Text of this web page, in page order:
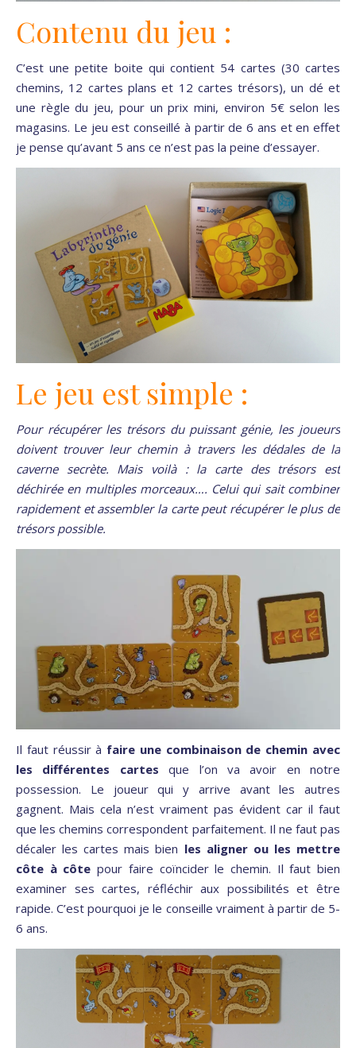
Contenu du jeu :
C’est une petite boite qui contient 54 cartes (30 cartes
chemins, 12 cartes plans et 12 cartes trésors), un dé et
une règle du jeu, pour un prix mini, environ 5€ selon les
magasins. Le jeu est conseillé à partir de 6 ans et en effet
je pense qu’avant 5 ans ce n’est pas la peine d’essayer.
Le jeu est simple :
Pour récupérer les trésors du puissant génie, les joueurs
doivent trouver leur chemin à travers les dédales de la
caverne secrète. Mais voilà : la carte des trésors est
déchirée en multiples morceaux…. Celui qui sait combiner
rapidement et assembler la carte peut récupérer le plus de
trésors possible.
Il faut réussir à faire une combinaison de chemin avec
les différentes cartes que l’on va avoir en notre
possession. Le joueur qui y arrive avant les autres
gagnent. Mais cela n’est vraiment pas évident car il faut
que les chemins correspondent parfaitement. Il ne faut pas
décaler les cartes mais bien les aligner ou les mettre
côte à côte pour faire coïncider le chemin. Il faut bien
examiner ses cartes, réfléchir aux possibilités et être
rapide. C’est pourquoi je le conseille vraiment à partir de 5-
6 ans.